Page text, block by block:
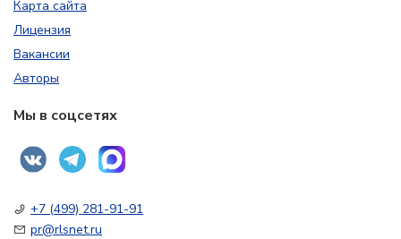
Карта сайта
Лицензия
Вакансии
Авторы
Мы в соцсетях
+7 (499) 281-91-91
pr@rlsnet.ru